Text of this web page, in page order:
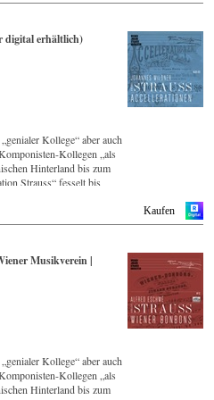
digital erhältlich)
Kollege“ aber auch
Kollegen „als
Hinterland bis zum
Strauss“ fesselt bis
Strauss-Ensemble in
Aktualität dieser Musik.
im Großen Saal des
breiten Querschnitt über
Orchester seit seiner
Kaufen
Musikverein |
Kollege“ aber auch
Kollegen „als
Hinterland bis zum